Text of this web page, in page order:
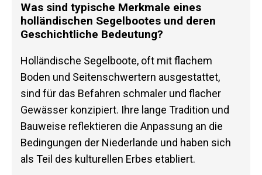
Was sind typische Merkmale eines
holländischen Segelbootes und deren
Geschichtliche Bedeutung?
Holländische Segelboote, oft mit flachem
Boden und Seitenschwertern ausgestattet,
sind für das Befahren schmaler und flacher
Gewässer konzipiert. Ihre lange Tradition und
Bauweise reflektieren die Anpassung an die
Bedingungen der Niederlande und haben sich
als Teil des kulturellen Erbes etabliert.